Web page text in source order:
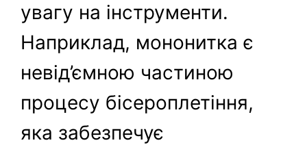
увагу на інструменти.
Наприклад, мононитка є
невід’ємною частиною
процесу бісероплетіння,
яка забезпечує